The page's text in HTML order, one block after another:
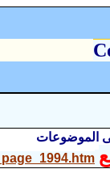
C
الموضوعات